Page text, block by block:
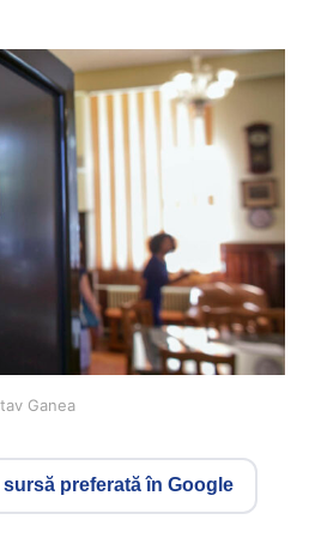
Ganea
preferată în Google